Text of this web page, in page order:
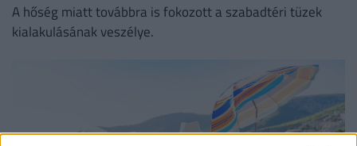
A hőség miatt továbbra is fokozott a szabadtéri tüzek
kialakulásának veszélye.